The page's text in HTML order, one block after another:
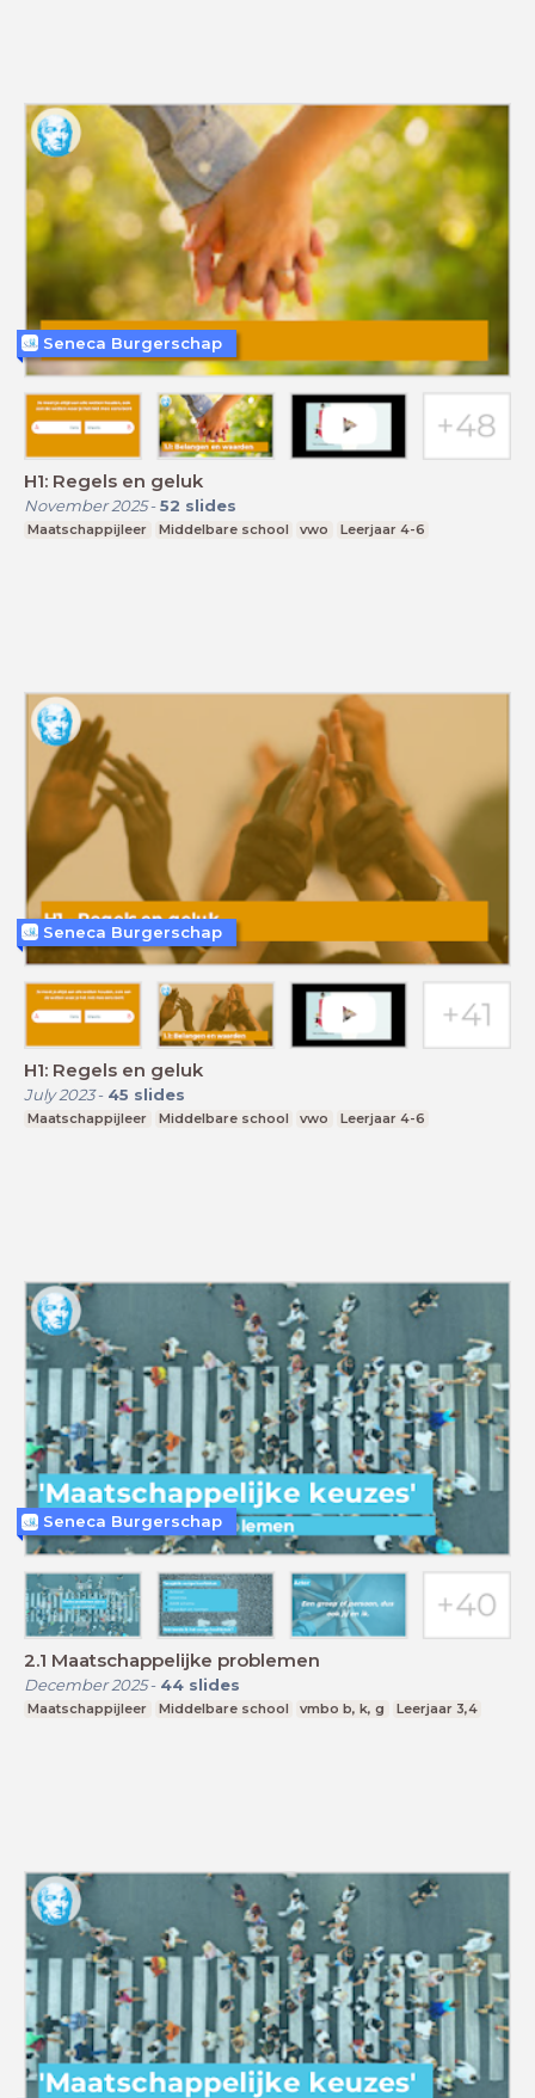
H1: Regels en geluk
November 2025- 52 slides
Maatschappijleer Middelbare school vwo Leerjaar 4-6
Seneca Burgerschap
H1: Regels en geluk
July 2023- 45 slides
Maatschappijleer Middelbare school vwo Leerjaar 4-6
Seneca Burgerschap
2.1 Maatschappelijke problemen
December 2025- 44 slides
Maatschappijleer Middelbare school vmbo b, k, g Leerjaar 3,4
Seneca Burgerschap